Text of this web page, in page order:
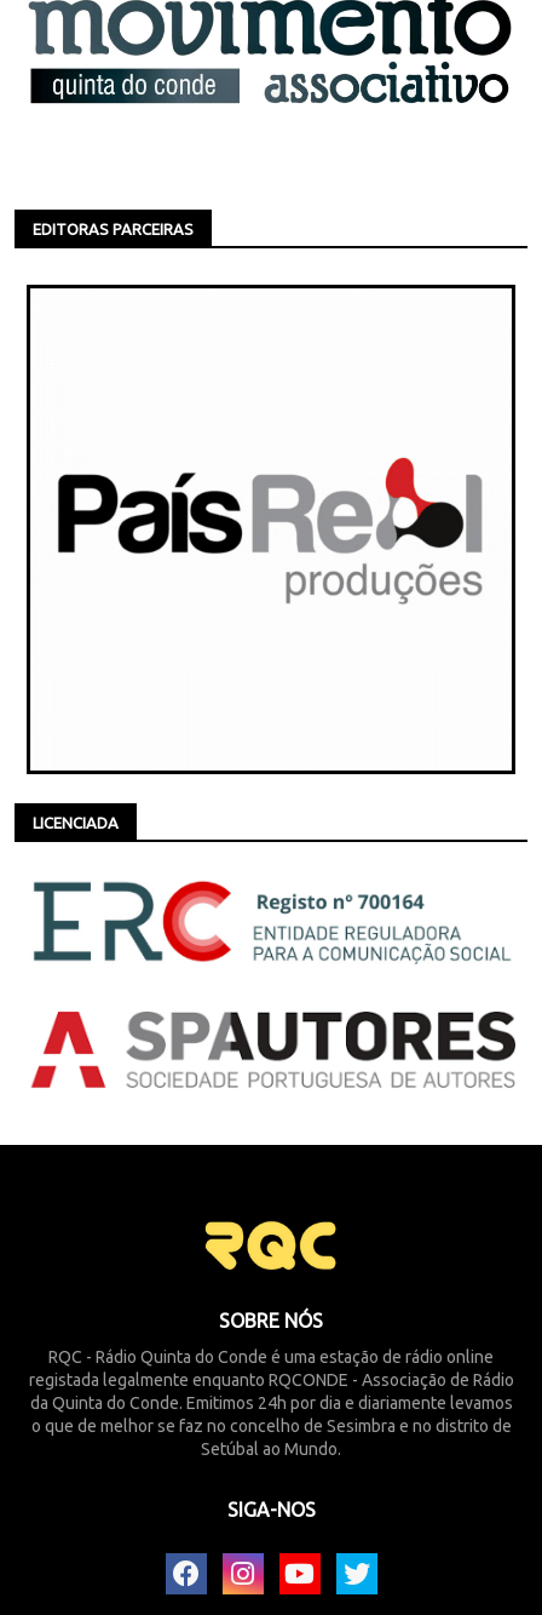
EDITORAS PARCEIRAS
LICENCIADA
SOBRE NÓS
RQC - Rádio Quinta do Conde é uma estação de rádio online
registada legalmente enquanto RQCONDE - Associação de Rádio
da Quinta do Conde. Emitimos 24h por dia e diariamente levamos
o que de melhor se faz no concelho de Sesimbra e no distrito de
Setúbal ao Mundo.
SIGA-NOS